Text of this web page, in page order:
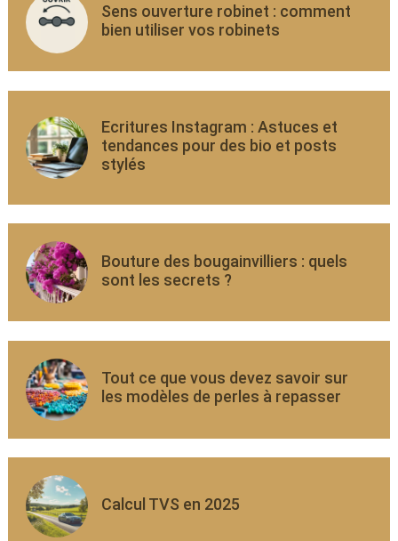
Sens ouverture robinet : comment
bien utiliser vos robinets
Ecritures Instagram : Astuces et
tendances pour des bio et posts
stylés
Bouture des bougainvilliers : quels
sont les secrets ?
Tout ce que vous devez savoir sur
les modèles de perles à repasser
Calcul TVS en 2025